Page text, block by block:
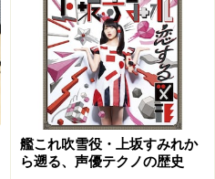
艦これ吹雪役・上坂すみれか
ら遡る、声優テクノの歴史